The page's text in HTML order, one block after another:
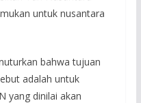
untuk nusantara
bahwa tujuan
adalah untuk
yang dinilai akan